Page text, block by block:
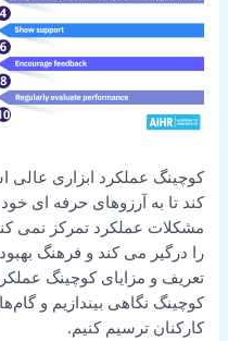
کوچینگ عملکرد ابزاری عالی
کند تا به آرزوهای حرفه ای
مشکلات عملکرد تمرکز نمی
را درگیر می کند و فرهنگ
تعریف و مزایای کوچینگ
کوچینگ نگاهی بیندازیم و
کارکنان ترسیم کنیم.